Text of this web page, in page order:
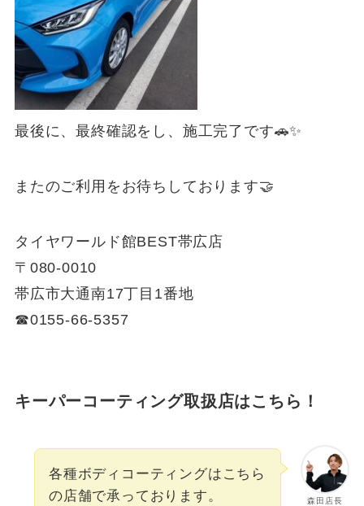
最後に、最終確認をし、施工完了です🚗✨
またのご利用をお待ちしております🤝
タイヤワールド館BEST帯広店
〒080-0010
帯広市大通南17丁目1番地
☎︎0155-66-5357
キーパーコーティング取扱店はこちら！
森田店長
各種ボディコーティングはこちら
の店舗で承っております。